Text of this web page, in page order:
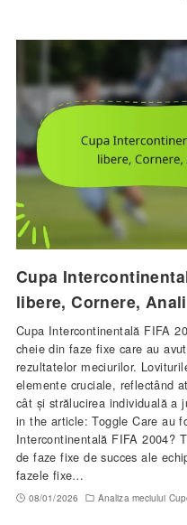
Cupa
libere, Cornere,
Cupa Intercontinentală FIFA
cheie din faze fixe care au
rezultatelor meciurilor.
elemente cruciale, reflectând
cât și strălucirea individuală a
in the article: Toggle Care au
Intercontinentală FIFA 2004?
de faze fixe de succes ale
fazele fixe…
08/01/2026 Analiza meciului